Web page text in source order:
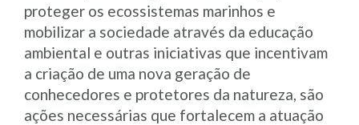
proteger os ecossistemas marinhos e
mobilizar a sociedade através da educação
ambiental e outras iniciativas que incentivam
a criação de uma nova geração de
conhecedores e protetores da natureza, são
ações necessárias que fortalecem a atuação